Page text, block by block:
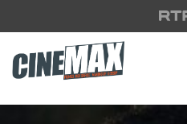
Saltar para o conteúdo principal